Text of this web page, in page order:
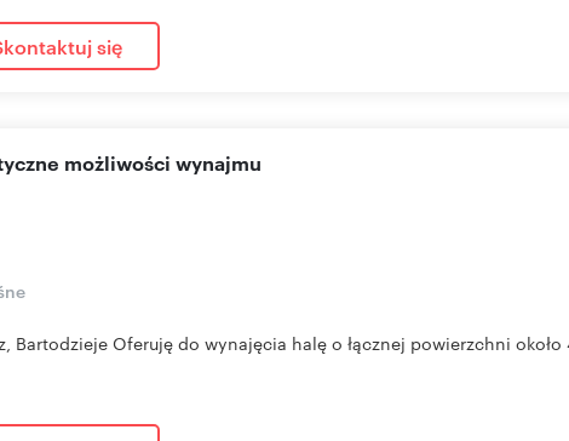
się
możliwości wynajmu
Bartodzieje Oferuję do wynajęcia halę o łącznej powierzchni około